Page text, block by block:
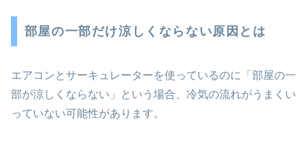
部屋の一部だけ涼しくならない原因とは
エアコンとサーキュレーターを使っているのに「部屋の一
部が涼しくならない」という場合、冷気の流れがうまくい
っていない可能性があります。